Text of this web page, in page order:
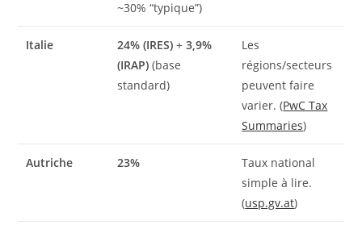
~30% “typique”)
Italie 24% (IRES) +3,9%
(IRAP) (base
standard)
Les
régions/secteurs
peuvent faire
varier. (PwC Tax
Summaries)
Autriche 23%
Taux national
simple à lire.
(usp.gv.at)